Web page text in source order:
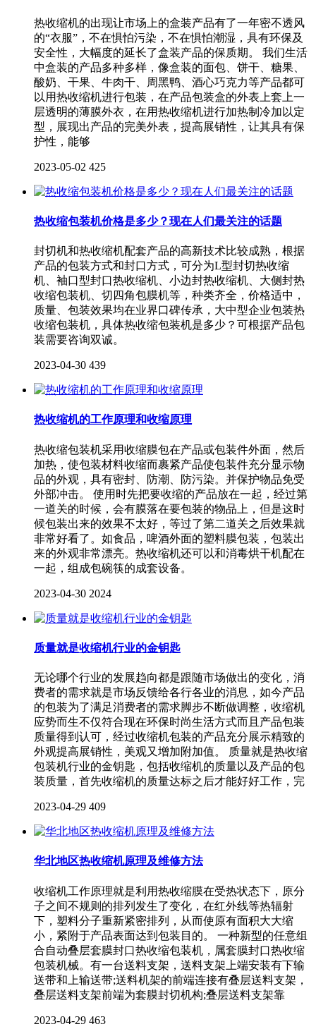
热收缩机的出现让市场上的盒装产品有了一年密不透风
的“衣服”，不在惧怕污染，不在惧怕潮湿，具有环保及
安全性，大幅度的延长了盒装产品的保质期。 我们生活
中盒装的产品多种多样，像盒装的面包、饼干、糖果、
酸奶、干果、牛肉干、周黑鸭、酒心巧克力等产品都可
以用热收缩机进行包装，在产品包装盒的外表上套上一
层透明的薄膜外衣，在用热收缩机进行加热制冷加以定
型，展现出产品的完美外表，提高展销性，让其具有保
护性，能够
2023-05-02 425
热收缩包装机价格是多少？现在人们最关注的话题
封切机和热收缩机配套产品的高新技术比较成熟，根据
产品的包装方式和封口方式，可分为L型封切热收缩
机、袖口型封口热收缩机、小边封热收缩机、大侧封热
收缩包装机、切四角包膜机等，种类齐全，价格适中，
质量、包装效果均在业界口碑传承，大中型企业包装热
收缩包装机，具体热收缩包装机是多少？可根据产品包
装需要咨询双诚。
2023-04-30 439
热收缩机的工作原理和收缩原理
热收缩包装机采用收缩膜包在产品或包装件外面，然后
加热，使包装材料收缩而裹紧产品使包装件充分显示物
品的外观，具有密封、防潮、防污染。并保护物品免受
外部冲击。 使用时先把要收缩的产品放在一起，经过第
一道关的时候，会有膜落在要包装的物品上，但是这时
候包装出来的效果不太好，等过了第二道关之后效果就
非常好看了。如食品，啤酒外面的塑料膜包装，包装出
来的外观非常漂亮。热收缩机还可以和消毒烘干机配在
一起，组成包碗筷的成套设备。
2023-04-30 2024
质量就是收缩机行业的金钥匙
无论哪个行业的发展趋向都是跟随市场做出的变化，消
费者的需求就是市场反馈给各行各业的消息，如今产品
的包装为了满足消费者的需求脚步不断做调整，收缩机
应势而生不仅符合现在环保时尚生活方式而且产品包装
质量得到认可，经过收缩机包装的产品充分展示精致的
外观提高展销性，美观又增加附加值。 质量就是热收缩
包装机行业的金钥匙，包括收缩机的质量以及产品的包
装质量，首先收缩机的质量达标之后才能好好工作，完
2023-04-29 409
华北地区热收缩机原理及维修方法
收缩机工作原理就是利用热收缩膜在受热状态下，原分
子之间不规则的排列发生了变化，在红外线等热辐射
下，塑料分子重新紧密排列，从而使原有面积大大缩
小，紧附于产品表面达到包装目的。 一种新型的任意组
合自动叠层套膜封口热收缩包装机，属套膜封口热收缩
包装机械。有一台送料支架，送料支架上端安装有下输
送带和上输送带;送料机架的前端连接有叠层送料支架，
叠层送料支架前端为套膜封切机构;叠层送料支架靠
2023-04-29 463